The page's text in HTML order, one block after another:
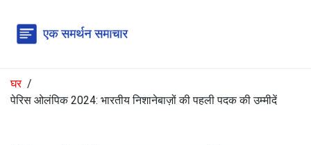
घर
पेरिस ओलंपिक 2024: भारतीय निशानेबाज़ों की पहली पदक की उम्मीदें